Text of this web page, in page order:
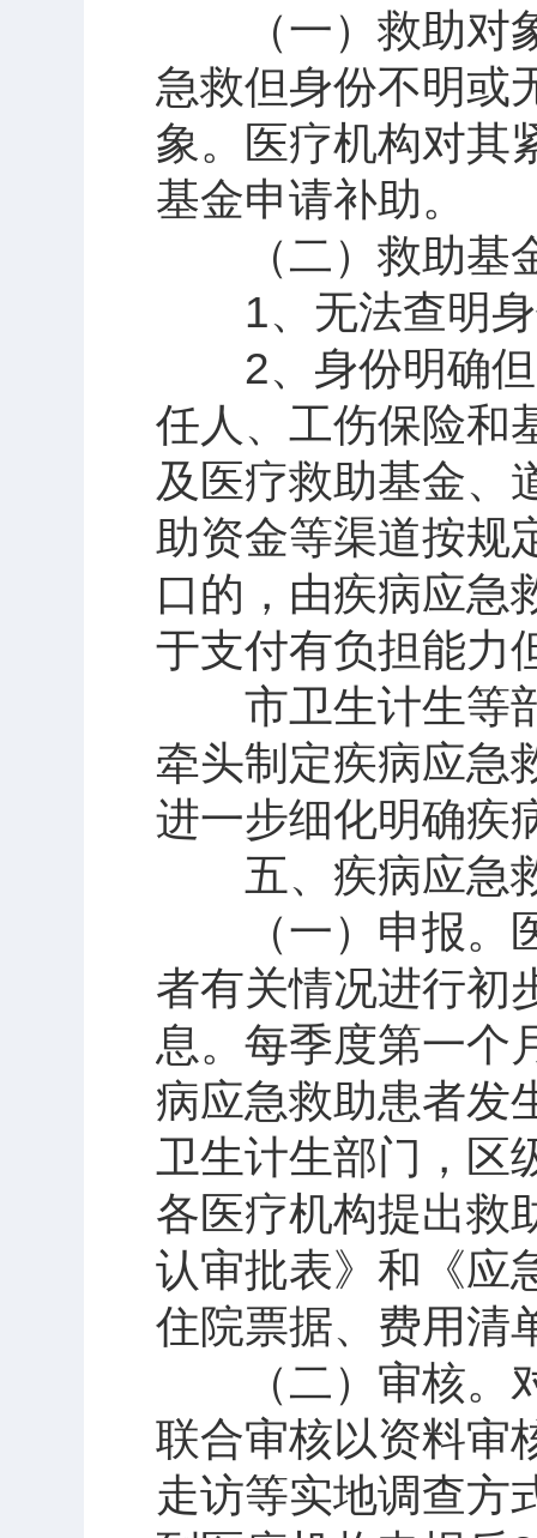
（一）救助对象
急救但身份不明或
象。医疗机构对其
基金申请补助。
（二）救助基
1、无法查明身
2、身份明确但
任人、工伤保险和
及医疗救助基金、
助资金等渠道按规
口的，由疾病应急
于支付有负担能力
市卫生计生等部
牵头制定疾病应急
进一步细化明确疾
五、疾病应急
（一）申报。医
者有关情况进行初
息。每季度第一个
病应急救助患者发
卫生计生部门，区
各医疗机构提出救
认审批表》和《应
住院票据、费用清
（二）审核。对
联合审核以资料审
走访等实地调查方